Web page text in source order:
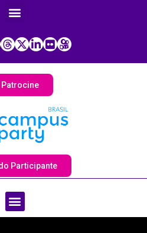
Patrocine
Participante